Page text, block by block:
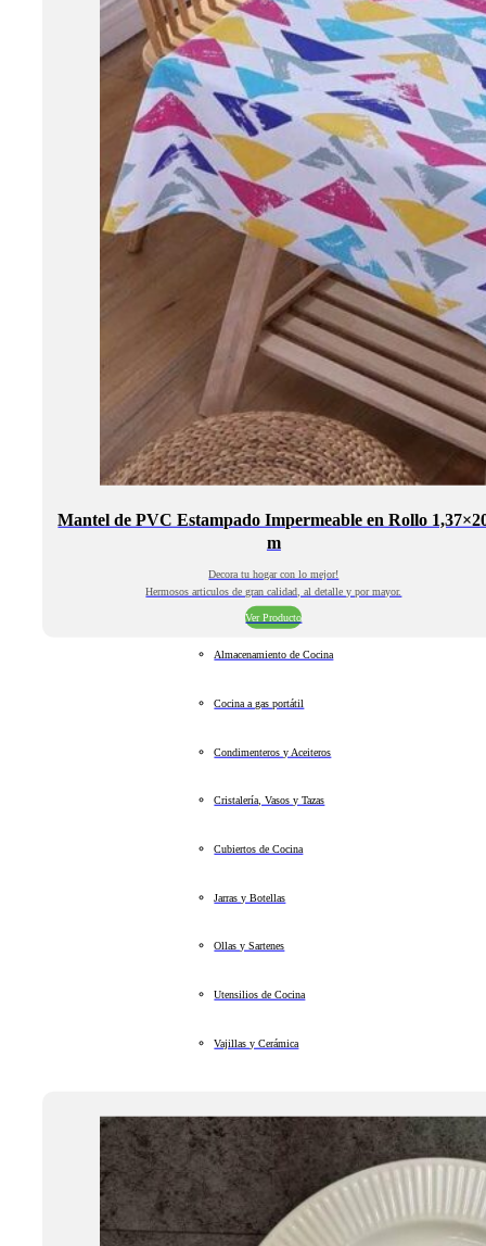
Mantel de PVC Estampado Impermeable en Rollo
m
Decora tu hogar con lo mejor!
Hermosos articulos de gran calidad, al detalle y por mayor.
Ver Producto
Almacenamiento de Cocina
Cocina a gas portátil
Condimenteros y Aceiteros
Cristalería, Vasos y Tazas
Cubiertos de Cocina
Jarras y Botellas
Ollas y Sartenes
Utensilios de Cocina
Vajillas y Cerámica